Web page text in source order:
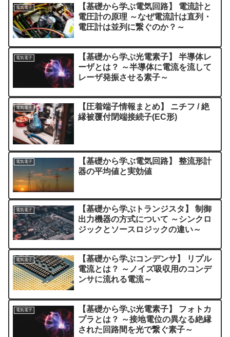
電気電子
【基礎から学ぶ電気回路】 電流計と
電圧計の原理 ～なぜ電流計は直列・
電圧計は並列に繋ぐのか？～
電気電子
【基礎から学ぶ光電素子】 半導体レ
ーザとは？ ～半導体に電流を流して
レーザ発振させる素子～
電気電子
【圧着端子情報まとめ】 ニチフ / 絶
縁被覆付閉端接続子(EC形)
電気電子
【基礎から学ぶ電気回路】 整流形計
器の平均値と実効値
電気電子
【基礎から学ぶトランジスタ】 制御
出力機器の方式について ～シンクロ
ジックとソースロジックの違い～
電気電子
【基礎から学ぶコンデンサ】 リプル
電流とは？ ～ノイズ吸収用のコンデ
ンサに流れる電流～
電気電子
【基礎から学ぶ光電素子】 フォトカ
プラとは？ ～接地電位の異なる絶縁
された回路間を光で繋ぐ素子～